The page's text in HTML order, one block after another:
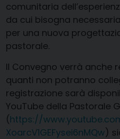
comunitaria
da cui bisogna
per una nuova
pastorale.
Il Convegno verrà anche
quanti non potranno
registrazione sarà
YouTube della Pastorale
(https://
XoarcV1GEFysei6nMQw)